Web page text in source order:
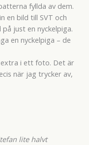
fyllda av dem.
en bild till SVT och
just en nyckelpiga.
en nyckelpiga – de
extra i ett foto. Det är
när jag trycker av,
lite halvt